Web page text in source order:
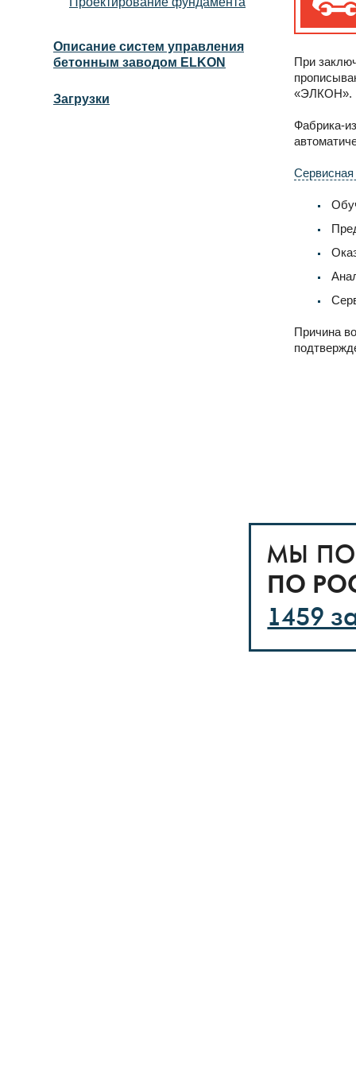
Описание систем управления
бетонным заводом ELKON
Загрузки
При
«ЭЛКОН».
Фабрика-
Причина
МЫ
ПО
1459